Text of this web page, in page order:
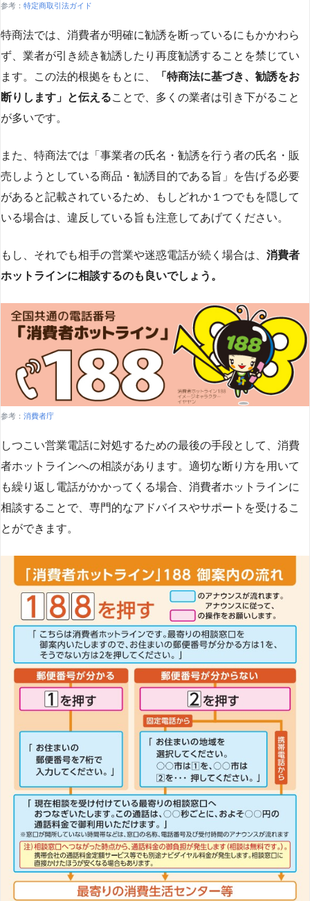
参考： 特定商取引法ガイド
特商法では、消費者が明確に勧誘を断っているにもかかわら
ず、業者が引き続き勧誘したり再度勧誘することを禁じてい
ます。この法的根拠をもとに、
「特商法に基づき、勧誘をお
断りします」と伝えることで、多くの業者は引き下がること
が多いです​​。
また、特商法では「事業者の氏名・勧誘を行う者の氏名・販
売しようとしている商品・勧誘目的である旨」を告げる必要
があると記載されているため、もしどれか１つでもを隠して
いる場合は、違反している旨も注意してあげてください。
もし、それでも相手の営業や迷惑電話が続く場合は、 消費者
ホットラインに相談するのも良いでしょう。
参考： 消費者庁
しつこい営業電話に対処するための最後の手段として、消費
者ホットラインへの相談があります。適切な断り方を用いて
も繰り返し電話がかかってくる場合、消費者ホットラインに
相談することで、専門的なアドバイスやサポートを受けるこ
とができます​​。